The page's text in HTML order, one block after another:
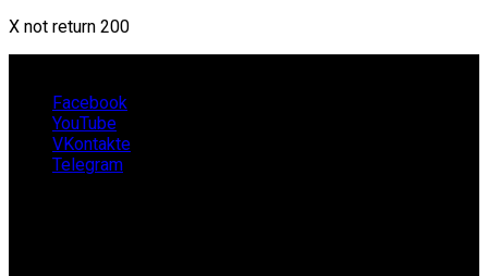
X not return 200
Facebook
YouTube
VKontakte
Telegram